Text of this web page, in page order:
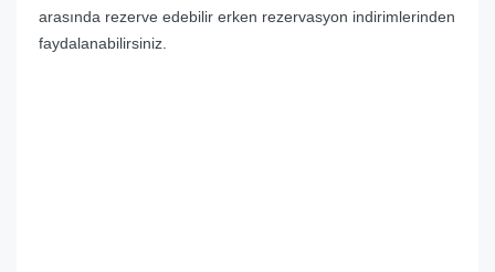
arasında rezerve edebilir erken rezervasyon indirimlerinden
faydalanabilirsiniz.